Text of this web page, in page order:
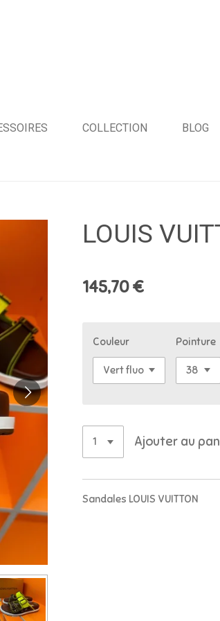
COLLECTION BLOG
LOUIS
145,70 €
Couleur Pointure
Ajouter au
Sandales LOUIS VUITTON